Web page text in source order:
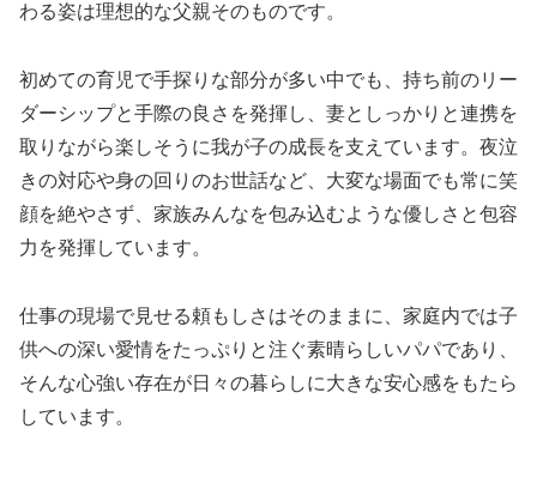
わる姿は理想的な父親そのものです。
初めての育児で手探りな部分が多い中でも、持ち前のリー
ダーシップと手際の良さを発揮し、妻としっかりと連携を
取りながら楽しそうに我が子の成長を支えています。夜泣
きの対応や身の回りのお世話など、大変な場面でも常に笑
顔を絶やさず、家族みんなを包み込むような優しさと包容
力を発揮しています。
仕事の現場で見せる頼もしさはそのままに、家庭内では子
供への深い愛情をたっぷりと注ぐ素晴らしいパパであり、
そんな心強い存在が日々の暮らしに大きな安心感をもたら
しています。